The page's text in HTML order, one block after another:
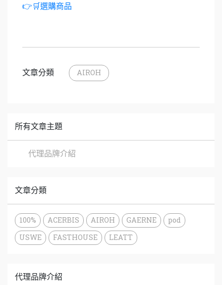
👉🛒選購商品
文章分類 AIROH
所有文章主題
代理品牌介紹
文章分類
100% ACERBIS AIROH GAERNE
pod
USWE
FASTHOUSE LEATT
代理品牌介紹